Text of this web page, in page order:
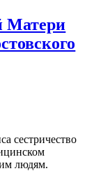
Матери
сестричество
людям.